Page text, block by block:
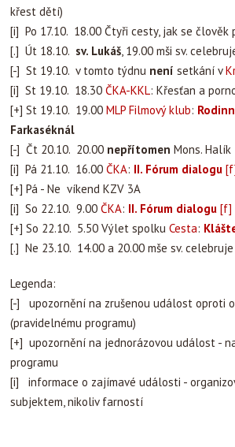
křest dětí)
[i] Po 17.10. 18.00 Čtyři cesty, jak se člověk
[.] Út 18.10. sv. Lukáš, 19.00 mši sv.
[-] St 19.10. v tomto týdnu není setkání v
[i] St 19.10. 18.30 ČKA-KKL: Křesťan a
[+] St 19.10. 19.00 MLP Filmový klub:
Farkaséknál
[-] Čt 20.10. 20.00 nepřítomen Mons. Halík
[i] Pá 21.10. 16.00 ČKA: II. Fórum dialogu
[+] Pá - Ne víkend KZV 3A
[i] So 22.10. 9.00 ČKA: II. Fórum dialogu [f]
[+] So 22.10. 5.50 Výlet spolku Cesta:
[.] Ne 23.10. 14.00 a 20.00 mše sv.
Legenda:
[-] upozornění na zrušenou událost oproti
(pravidelnému programu)
[+] upozornění na jednorázovou událost -
programu
[i] informace o zajímavé události -
subjektem, nikoliv farností